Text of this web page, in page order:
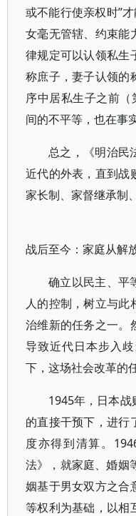
或不能行使亲权时”
女毫无管辖、约束能
律规定可以认领私生
称庶子，妻子认领的
序中居私生子之前
间的不平等，也在事
总之，《明治民
近代的外表，直到战
家长制、家督继承制
战后至今：家庭从解
确立以民主、平
人的控制，树立与此
治维新的任务之一。
导致近代日本步入
下，这场社会改革的
1945年，日本
的直接干预下，进行
度亦得到清算。
法》，就家庭、婚姻
姻基于男女双方之合
等权利为基础，以相